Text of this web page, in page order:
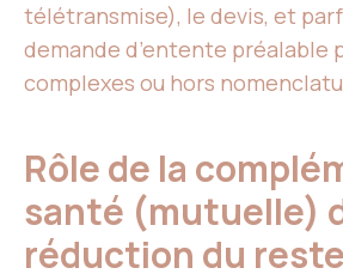
télétransmise), le devis, et
demande d’entente préalable
complexes ou hors
Rôle de la
santé (mutuelle)
réduction du